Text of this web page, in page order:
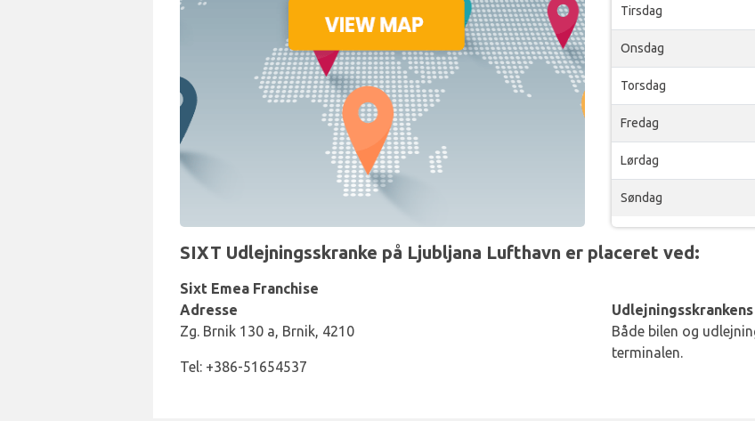
Tirsdag
Onsdag
Torsdag
Fredag
Lørdag
Søndag
SIXT Udlejningsskranke på Ljubljana Lufthavn er placeret ved:
Sixt Emea Franchise
Adresse
Zg. Brnik 130 a, Brnik, 4210
Tel: +386-51654537
Både bilen og
terminalen.